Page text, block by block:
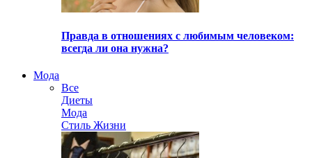
Правда в отношениях с любимым человеком:
всегда ли она нужна?
Мода
Все
Диеты
Мода
Стиль Жизни